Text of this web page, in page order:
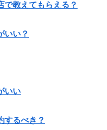
教えてもらえる？
いい？
いい
するべき？